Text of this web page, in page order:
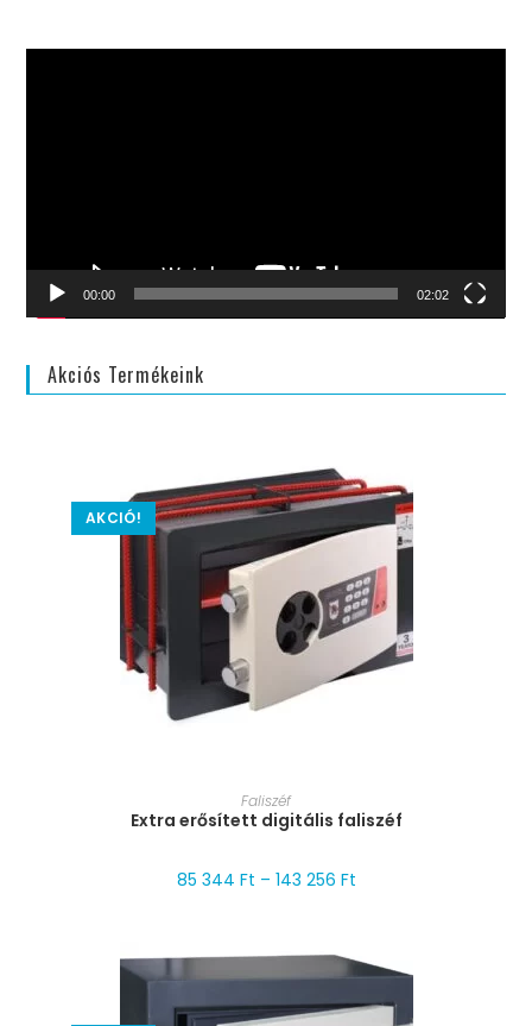
00:00 02:02
Akciós Termékeink
AKCIÓ!
MÉRET VÁLASZTÁSA
Faliszéf
Extra erősített digitális faliszéf
85 344 Ft – 143 256 Ft